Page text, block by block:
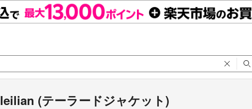
leilian (テーラードジャケット)